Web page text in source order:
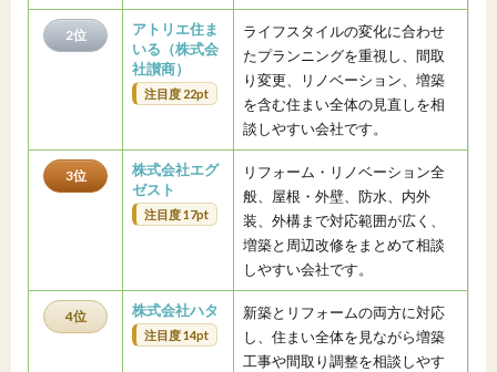
2位
アトリエ住ま
いる（株式会
社讃商）
注目度 22pt
ライフスタイルの変化に合わせ
たプランニングを重視し、間取
り変更、リノベーション、増築
を含む住まい全体の見直しを相
談しやすい会社です。
3位
株式会社エグ
ゼスト
注目度 17pt
リフォーム・リノベーション全
般、屋根・外壁、防水、内外
装、外構まで対応範囲が広く、
増築と周辺改修をまとめて相談
しやすい会社です。
4位 株式会社ハタ
注目度 14pt
新築とリフォームの両方に対応
し、住まい全体を見ながら増築
工事や間取り調整を相談しやす